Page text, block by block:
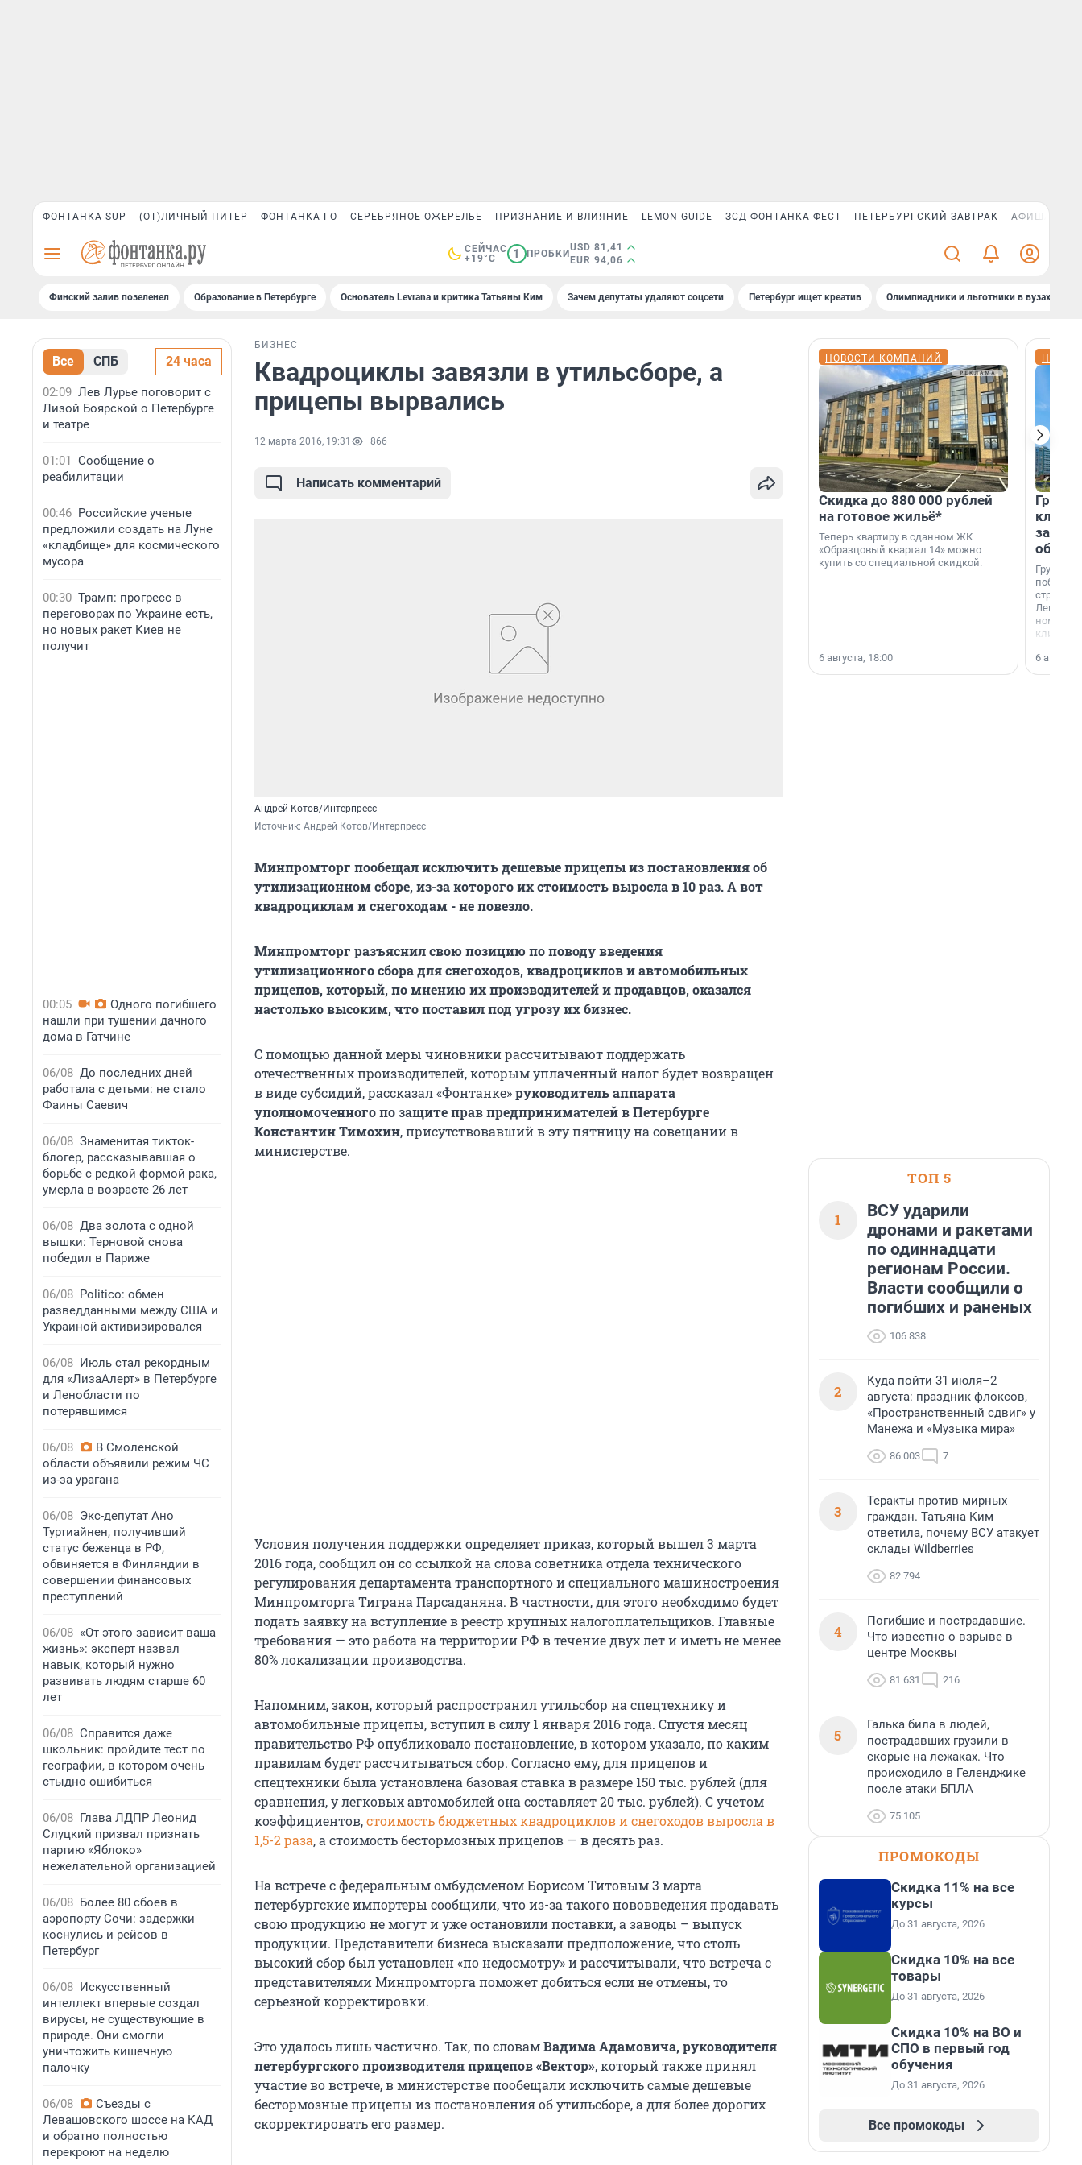
ФОНТАНКА SUP (ОТ)ЛИЧНЫЙ ПИТЕР ФОНТАНКА ГО СЕРЕБРЯНОЕ ОЖЕРЕЛЬЕ ПРИЗНАНИЕ И ВЛИЯНИЕ LEMON GUIDE ЗСД ФОНТАНКА ФЕСТ ПЕТЕРБУРГСКИЙ ЗАВТРАК АФИША PLUS
СЕЙЧАС
+19°C
1 ПРОБКИ
USD 81,41
EUR 94,06
Финский залив позеленел Образование в Петербурге Основатель Levrana и критика Татьяны Ким Зачем депутаты удаляют соцсети Петербург ищет креатив Олимпиадники и льготники в вузах СПб
Все СПБ 24 часа
02:09 Лев Лурье поговорит с
Лизой Боярской о Петербурге
и театре
01:01 Сообщение о
реабилитации
00:46 Российские ученые
предложили создать на Луне
«кладбище» для космического
мусора
00:30 Трамп: прогресс в
переговорах по Украине есть,
но новых ракет Киев не
получит
00:05
Одного погибшего
нашли при тушении дачного
дома в Гатчине
06/08 До последних дней
работала с детьми: не стало
Фаины Саевич
06/08 Знаменитая тикток-
блогер, рассказывавшая о
борьбе с редкой формой рака,
умерла в возрасте 26 лет
06/08 Два золота с одной
вышки: Терновой снова
победил в Париже
06/08 Politico: обмен
разведданными между США и
Украиной активизировался
06/08 Июль стал рекордным
для «ЛизаАлерт» в Петербурге
и Ленобласти по
потерявшимся
06/08
В Смоленской
области объявили режим ЧС
из-за урагана
06/08 Экс-депутат Ано
Туртиайнен, получивший
статус беженца в РФ,
обвиняется в Финляндии в
совершении финансовых
преступлений
06/08 «От этого зависит ваша
жизнь»: эксперт назвал
навык, который нужно
развивать людям старше 60
лет
06/08 Справится даже
школьник: пройдите тест по
географии, в котором очень
стыдно ошибиться
06/08 Глава ЛДПР Леонид
Слуцкий призвал признать
партию «Яблоко»
нежелательной организацией
06/08 Более 80 сбоев в
аэропорту Сочи: задержки
коснулись и рейсов в
Петербург
06/08 Искусственный
интеллект впервые создал
вирусы, не существующие в
природе. Они смогли
уничтожить кишечную
палочку
06/08
Съезды с
Левашовского шоссе на КАД
и обратно полностью
перекроют на неделю
БИЗНЕС
Квадроциклы завязли в утильсборе, а
прицепы вырвались
12 марта 2016, 19:31 866
Написать комментарий
Андрей Котов/Интерпресс
Источник: Андрей Котов/Интерпресс
Минпромторг пообещал исключить дешевые прицепы из постановления об
утилизационном сборе, из-за которого их стоимость выросла в 10 раз. А вот
квадроциклам и снегоходам - не повезло.
Минпромторг разъяснил свою позицию по поводу введения
утилизационного сбора для снегоходов, квадроциклов и автомобильных
прицепов, который, по мнению их производителей и продавцов, оказался
настолько высоким, что поставил под угрозу их бизнес.
С помощью данной меры чиновники рассчитывают поддержать
отечественных производителей, которым уплаченный налог будет возвращен
в виде субсидий, рассказал «Фонтанке»руководитель аппарата
уполномоченного по защите прав предпринимателей в Петербурге
Константин Тимохин, присутствовавший в эту пятницу на совещании в
министерстве.
Условия получения поддержки определяет приказ, который вышел 3 марта
2016 года, сообщил он со ссылкой на слова советника отдела технического
регулирования департамента транспортного и специального машиностроения
Минпромторга Тиграна Парсаданяна. В частности, для этого необходимо будет
подать заявку на вступление в реестр крупных налогоплательщиков. Главные
требования — это работа на территории РФ в течение двух лет и иметь не менее
80% локализации производства.
Напомним, закон, который распространил утильсбор на спецтехнику и
автомобильные прицепы, вступил в силу 1 января 2016 года. Спустя месяц
правительство РФ опубликовало постановление, в котором указало, по каким
правилам будет рассчитываться сбор. Согласно ему, для прицепов и
спецтехники была установлена базовая ставка в размере 150 тыс. рублей (для
сравнения, у легковых автомобилей она составляет 20 тыс. рублей). С учетом
коэффициентов,стоимость бюджетных квадроциклов и снегоходов выросла в
1,5-2 раза, а стоимость бестормозных прицепов — в десять раз.
На встрече с федеральным омбудсменом Борисом Титовым 3 марта
петербургские импортеры сообщили, что из-за такого нововведения продавать
свою продукцию не могут и уже остановили поставки, а заводы – выпуск
продукции. Представители бизнеса высказали предположение, что столь
высокий сбор был установлен «по недосмотру» и рассчитывали, что встреча с
представителями Минпромторга поможет добиться если не отмены, то
серьезной корректировки.
Это удалось лишь частично. Так, по словамВадима Адамовича, руководителя
петербургского производителя прицепов «Вектор», который также принял
участие во встрече, в министерстве пообещали исключить самые дешевые
бестормозные прицепы из постановления об утильсборе, а для более дорогих
скорректировать его размер.
НОВОСТИ КОМПАНИЙ
Скидка до 880 000 рублей
на готовое жильё*
Теперь квартиру в сданном ЖК
«Образцовый квартал 14» можно
купить со специальной скидкой.
6 августа, 18:00
Группа
области».
6
ТОП 5
1
ВСУ ударили
дронами и ракетами
по одиннадцати
регионам России.
Власти сообщили о
погибших и раненых
106 838
2
Куда пойти 31 июля–2
августа: праздник флоксов,
«Пространственный сдвиг» у
Манежа и «Музыка мира»
86 003 7
3
Теракты против мирных
граждан. Татьяна Ким
ответила, почему ВСУ атакует
склады Wildberries
82 794
4
Погибшие и пострадавшие.
Что известно о взрыве в
центре Москвы
81 631 216
5
Галька била в людей,
пострадавших грузили в
скорые на лежаках. Что
происходило в Геленджике
после атаки БПЛА
75 105
ПРОМОКОДЫ
Скидка 11% на все
курсы
До 31 августа, 2026
Скидка 10% на все
товары
До 31 августа, 2026
Скидка 10% на ВО и
СПО в первый год
обучения
До 31 августа, 2026
Все промокоды